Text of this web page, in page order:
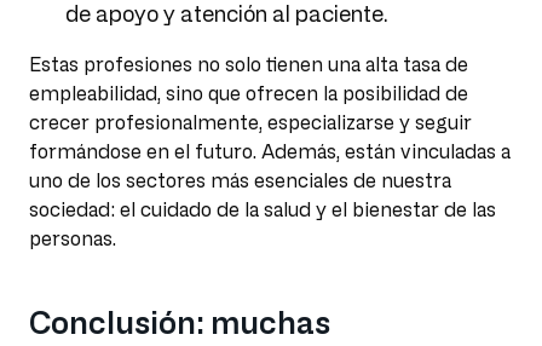
de apoyo y atención al paciente.
Estas profesiones no solo tienen una alta tasa de
empleabilidad, sino que ofrecen la posibilidad de
crecer profesionalmente, especializarse y seguir
formándose en el futuro. Además, están vinculadas a
uno de los sectores más esenciales de nuestra
sociedad: el cuidado de la salud y el bienestar de las
personas.
Conclusión: muchas